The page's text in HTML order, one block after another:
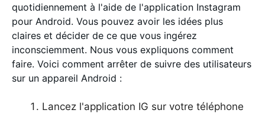
quotidiennement à l'aide de l'application Instagram
pour Android. Vous pouvez avoir les idées plus
claires et décider de ce que vous ingérez
inconsciemment. Nous vous expliquons comment
faire. Voici comment arrêter de suivre des utilisateurs
sur un appareil Android :
Lancez l'application IG sur votre téléphone